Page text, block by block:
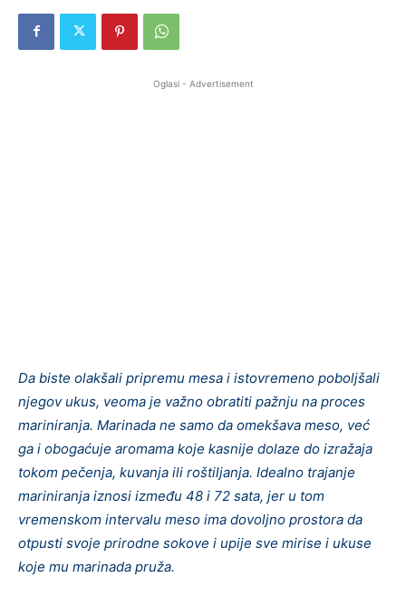
Oglasi - Advertisement
Da biste olakšali pripremu mesa i istovremeno poboljšali
njegov ukus, veoma je važno obratiti pažnju na proces
mariniranja. Marinada ne samo da omekšava meso, već
ga i obogaćuje aromama koje kasnije dolaze do izražaja
tokom pečenja, kuvanja ili roštiljanja. Idealno trajanje
mariniranja iznosi između 48 i 72 sata, jer u tom
vremenskom intervalu meso ima dovoljno prostora da
otpusti svoje prirodne sokove i upije sve mirise i ukuse
koje mu marinada pruža.